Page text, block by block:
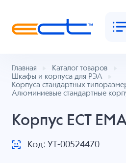
Главная
Каталог товаров
Шкафы и корпуса для РЭА
Корпуса стандартных
Алюминиевые стандартные
Корпус ECT
Код: УТ-00524470